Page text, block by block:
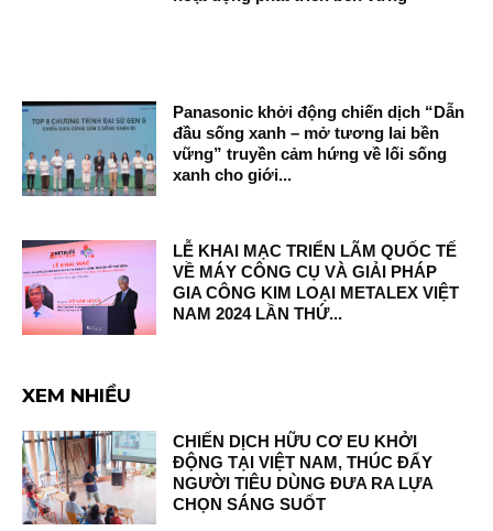
Panasonic khởi động chiến dịch “Dẫn
đầu sống xanh – mở tương lai bền
vững” truyền cảm hứng về lối sống
xanh cho giới...
LỄ KHAI MẠC TRIỂN LÃM QUỐC TẾ
VỀ MÁY CÔNG CỤ VÀ GIẢI PHÁP
GIA CÔNG KIM LOẠI METALEX VIỆT
NAM 2024 LẦN THỨ...
XEM NHIỀU
CHIẾN DỊCH HỮU CƠ EU KHỞI
ĐỘNG TẠI VIỆT NAM, THÚC ĐẨY
NGƯỜI TIÊU DÙNG ĐƯA RA LỰA
CHỌN SÁNG SUỐT